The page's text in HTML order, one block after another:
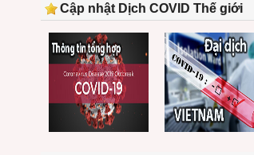
Cập nhật Dịch COVID Thế giới